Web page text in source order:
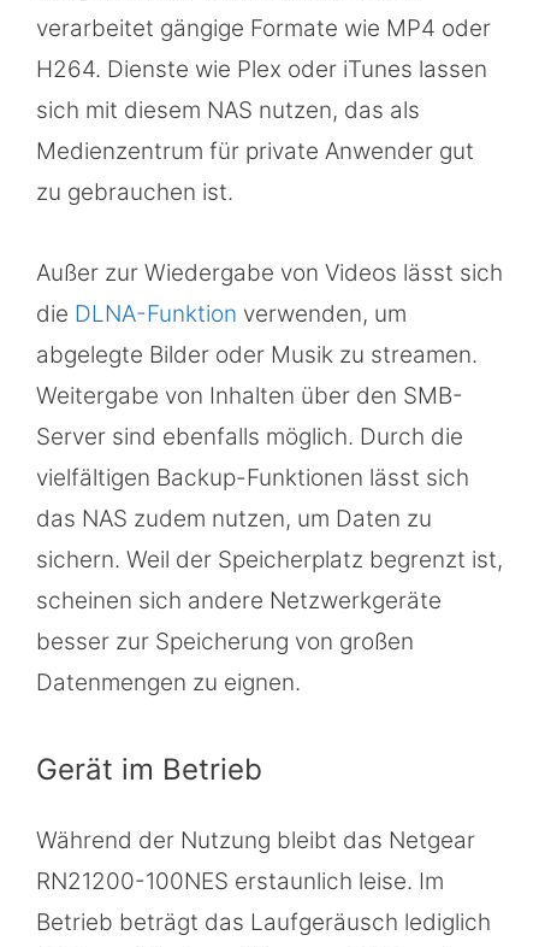
verarbeitet gängige Formate wie MP4 oder
H264. Dienste wie Plex oder iTunes lassen
sich mit diesem NAS nutzen, das als
Medienzentrum für private Anwender gut
zu gebrauchen ist.
Außer zur Wiedergabe von Videos lässt sich
die DLNA-Funktion verwenden, um
abgelegte Bilder oder Musik zu streamen.
Weitergabe von Inhalten über den SMB-
Server sind ebenfalls möglich. Durch die
vielfältigen Backup-Funktionen lässt sich
das NAS zudem nutzen, um Daten zu
sichern. Weil der Speicherplatz begrenzt ist,
scheinen sich andere Netzwerkgeräte
besser zur Speicherung von großen
Datenmengen zu eignen.
Gerät im Betrieb
Während der Nutzung bleibt das Netgear
RN21200-100NES erstaunlich leise. Im
Betrieb beträgt das Laufgeräusch lediglich